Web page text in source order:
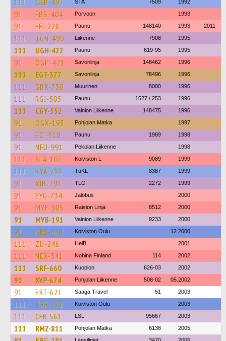
111 CBB-497 STA 7509 1992
91 FBB-404 Porvoon 1993
91 FFI-228 Paunu 148140 1993 2011
111 TGN-490 Liikenne 7908 1995
111 UGH-422 Paunu 619-95 1995
91 OGP-421 Savonlinja 148462 1996
111 EGT-377 Savonlinja 78496 1996
111 GBX-730 Muurinen 8000 1996
111 RGJ-505 Paunu 1527 / 253 1996
111 CGY-552 Vainion Liikenne 148475 1996
91 OGX-193 Pohjolan Matka 1997
91 ECI-510 Paunu 1989 1998
91 NFU-991 Pekolan Liikenne 1998
111 SLA-107 Koiviston L 9089 1999
111 KYA-711 TuKL 8387 1999
91 XIB-791 TLO 2272 1999
91 EYG-734 Jalobus 2000
91 MYF-305 Raision Linja 8512 2000
91 MYB-191 Vainion Liikenne 9233 2000
91 KRS-488 Koiviston Oulu 12.2000
111 ZIJ-246 HelB 2001
111 NEX-341 Nobina Finland 114 2002
111 SRF-660 Kuopion 626-03 2002
91 XYP-674 Pohjolan Liikenne 508-02 05.2002
91 ERT-621 Saaga Travel 51 2003
111 TRF-971 Koiviston Oulu 2003
111 CFR-561 LSL 95667 2003
111 RMZ-811 Pohjolan Matka 6138 2005